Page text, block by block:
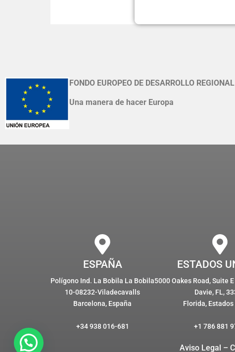
FONDO EUROPEO DE DESARROLLO REGIONAL
Una manera de hacer Europa
ESPAÑA
Polígono Ind. La Bobila La Bobila
10-08232-Viladecavalls
Barcelona, España
+34 938 016-681
ESTADOS
5000 Oakes Road, Suite
Davie, FL,
Florida,
+1 786 881
Aviso Legal –